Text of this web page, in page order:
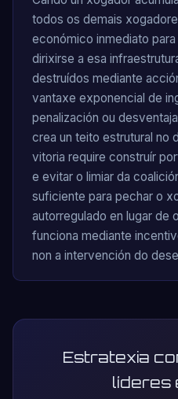
todos os demais
económico inmediato
dirixirse a esa
destruídos mediante
vantaxe exponencial de
penalización ou
crea un teito estrutural no
vitoria require construír
e evitar o limiar da
suficiente para pechar o
autorregulado en lugar de
funciona mediante
non a intervención do
Estratexia
líderes